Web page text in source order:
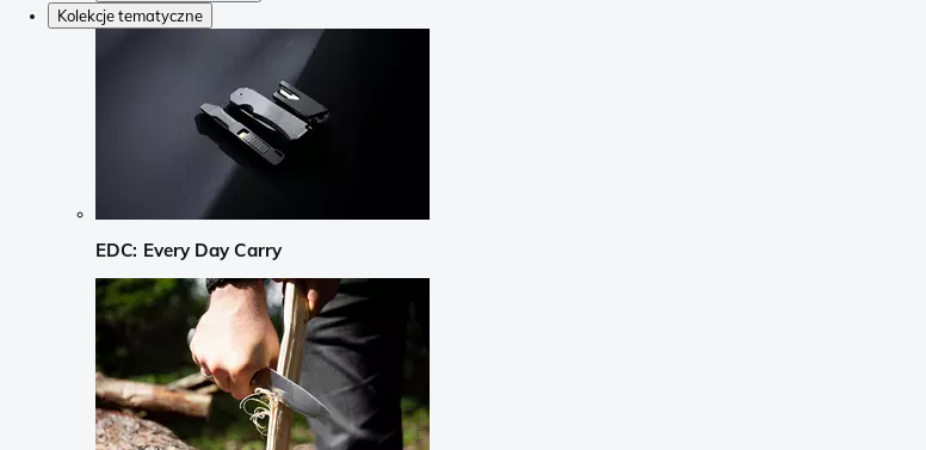
Kolekcje tematyczne
EDC: Every Day Carry